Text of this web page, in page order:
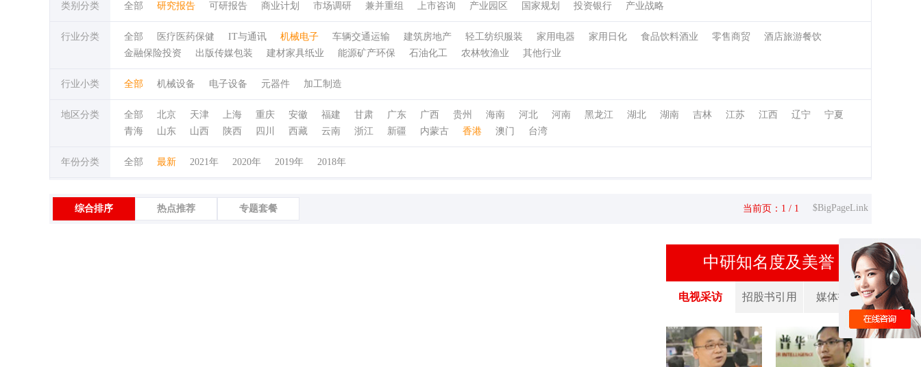
类别分类 全部 研究报告 可研报告 商业计划 市场调研 兼并重组 上市咨询 产业园区 国家规划 投资银行 产业战略
行业分类 全部 医疗医药保健 IT与通讯 机械电子 车辆交通运输 建筑房地产 轻工纺织服装 家用电器 家用日化 食品饮料酒业 零售商贸
酒店旅游餐饮
金融保险投资
出版传媒包装 建材家具纸业 能源矿产环保 石油化工 农林牧渔业 其他行业
行业小类 全部 机械设备 电子设备 元器件 加工制造
地区分类 全部 北京 天津 上海 重庆 安徽 福建 甘肃 广东 广西 贵州 海南 河北 河南 黑龙江 湖北 湖南 吉林 江苏 江西 辽宁
宁夏
青海
山东 山西 陕西 四川 西藏 云南 浙江 新疆 内蒙古 香港 澳门 台湾
年份分类 全部 最新 2021年 2020年 2019年 2018年
综合排序 热点推荐 专题套餐 当前页：1 / 1 $BigPageLink
中研知名度及美誉
电视采访 招股书引用 媒体报道